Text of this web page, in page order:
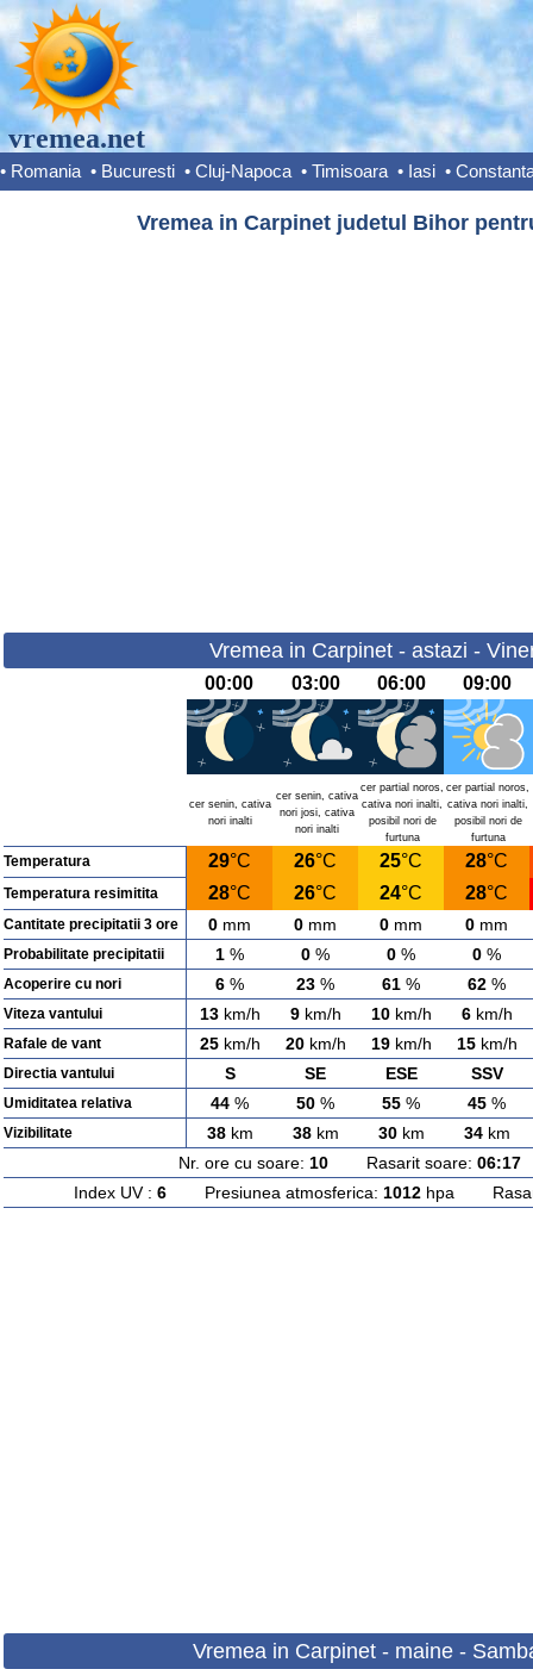
vremea.net
• Romania • Bucuresti • Cluj-Napoca • Timisoara • Iasi •
Vremea in Carpinet judetul Bihor
Vremea in Carpinet - astazi -
00:00 03:00 06:00 09:00
cer senin, cativa
nori inalti
cer senin, cativa
nori josi, cativa
nori inalti
cer partial noros,
cativa nori inalti,
posibil nori de
furtuna
cer partial noros,
cativa nori inalti,
posibil nori de
furtuna
Temperatura 29°C 26°C 25°C 28°C
Temperatura resimitita 28°C 26°C 24°C 28°C
Cantitate precipitatii 3 ore 0 mm 0 mm 0 mm 0 mm
Probabilitate precipitatii 1 % 0 % 0 % 0 %
Acoperire cu nori 6 % 23 % 61 % 62 %
Viteza vantului 13km/h 9km/h 10km/h 6km/h
Rafale de vant 25km/h 20km/h 19km/h 15km/h
Directia vantului S SE ESE SSV
Umiditatea relativa 44 % 50 % 55 % 45 %
Vizibilitate 38km 38km 30km 34km
Nr. ore cu soare: 10Rasarit soare: 06:17
Index UV : 6Presiunea atmosferica: 1012hpa
Vremea in Carpinet - maine -